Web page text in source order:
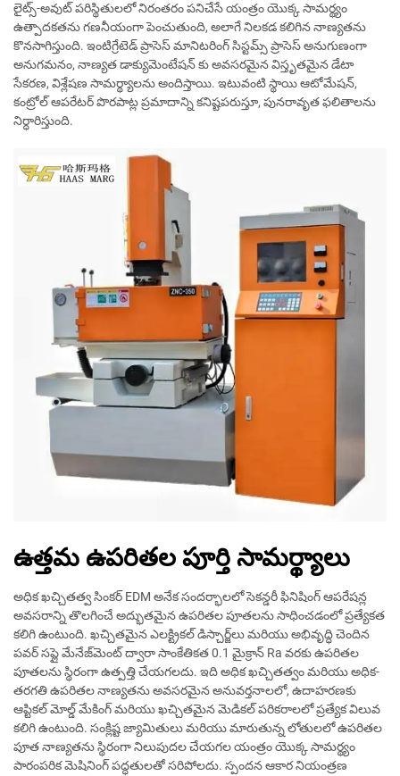
లైట్స్-అవుట్ పరిస్థితులలో నిరంతరం పనిచేసే యంత్రం యొక్క సామర్థ్యం
ఉత్పాదకతను గణనీయంగా పెంచుతుంది, అలాగే నిలకడ కలిగిన నాణ్యతను
కొనసాగిస్తుంది. ఇంటిగ్రేటెడ్ ప్రాసెస్ మానిటరింగ్ సిస్టమ్స్ ప్రాసెస్ అనుగుణంగా
అనుగమనం, నాణ్యత డాక్యుమెంటేషన్ కు అవసరమైన విస్తృతమైన డేటా
సేకరణ, విశ్లేషణ సామర్థ్యాలను అందిస్తాయి. ఇటువంటి స్థాయి ఆటోమేషన్,
కంట్రోల్ ఆపరేటర్ పొరపాట్ల ప్రమాదాన్ని కనిష్టపరుస్తూ, పునరావృత ఫలితాలను
నిర్ధారిస్తుంది.
ఉత్తమ ఉపరితల పూర్తి సామర్థ్యాలు
అధిక ఖచ్చితత్వ సింకర్ EDM అనేక సందర్భాలలో సెకన్డరీ ఫినిషింగ్ ఆపరేషన్ల
అవసరాన్ని తొలగించే అద్భుతమైన ఉపరితల పూతలను సాధించడంలో ప్రత్యేకత
కలిగి ఉంటుంది. ఖచ్చితమైన ఎలక్ట్రికల్ డిస్చార్జ్‌లు మరియు అభివృద్ధి చెందిన
పవర్ సప్లై మేనేజ్‌మెంట్ ద్వారా సాంకేతికత 0.1 మైక్రాన్ Ra వరకు ఉపరితల
పూతలను స్థిరంగా ఉత్పత్తి చేయగలదు. ఇది అధిక ఖచ్చితత్వం మరియు అధిక-
తరగతి ఉపరితల నాణ్యతను అవసరమైన అనువర్తనాలలో, ఉదాహరణకు
ఆప్టికల్ మోల్డ్ మేకింగ్ మరియు ఖచ్చితమైన మెడికల్ పరికరాలలో ప్రత్యేక విలువ
కలిగి ఉంటుంది. సంక్లిష్ట జ్యామితులు మరియు మారుతున్న లోతులలో ఉపరితల
పూత నాణ్యతను స్థిరంగా నిలుపుదల చేయగల యంత్రం యొక్క సామర్థ్యం
పారంపరిక మెషినింగ్ పద్ధతులతో సరిపోలదు. స్పందన ఆకార నియంత్రణ